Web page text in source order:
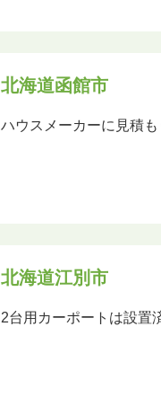
北海道函館市
ハウスメーカーに見積
北海道江別市
2台用カーポートは設置